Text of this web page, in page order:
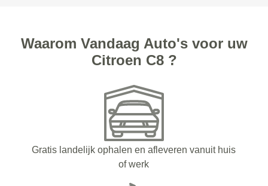
Waarom Vandaag Auto's voor uw
Citroen C8 ?
Gratis landelijk ophalen en afleveren vanuit huis
of werk